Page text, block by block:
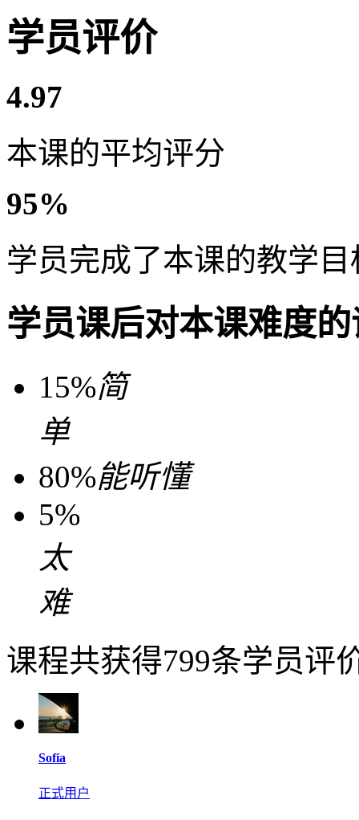
学员评价
4.97
本课的平均评分
95%
学员完成了本课的教学目
学员课后对本课难度
15%简
单
80%能听懂
5%
太
难
课程共获得799条学员评
​Sofía​
正式用户